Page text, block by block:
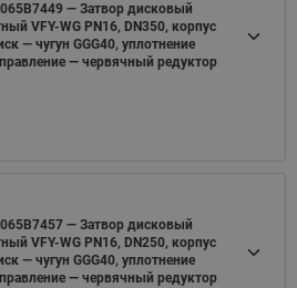
065B7449 — Затвор дисковый
VFY-WG PN16, DN350, корпус
— чугун GGG40, уплотнение
— червячный редуктор
065B7457 — Затвор дисковый
VFY-WG PN16, DN250, корпус
— чугун GGG40, уплотнение
— червячный редуктор